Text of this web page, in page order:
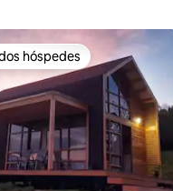
hóspedes
hóspedes